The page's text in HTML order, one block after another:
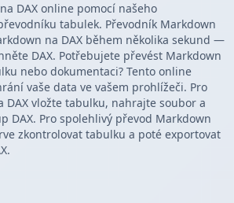
DAX online pomocí našeho
tabulek. Převodník Markdown
na DAX během několika sekund —
DAX. Potřebujete převést Markdown
nebo dokumentaci? Tento online
vaše data ve vašem prohlížeči. Pro
DAX vložte tabulku, nahrajte soubor a
DAX. Pro spolehlivý převod Markdown
zkontrolovat tabulku a poté exportovat